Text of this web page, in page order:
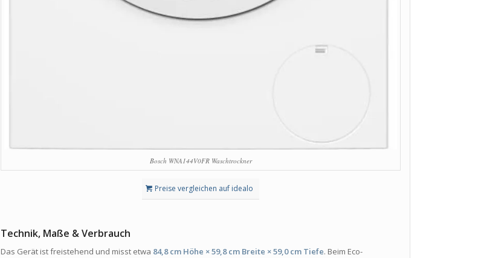
Bosch WNA144V0FR Waschtrockner
Preise vergleichen auf idealo
Technik, Maße & Verbrauch
Das Gerät ist freistehend und misst etwa 84,8 cm Höhe × 59,8 cm Breite × 59,0 cm Tiefe. Beim Eco-